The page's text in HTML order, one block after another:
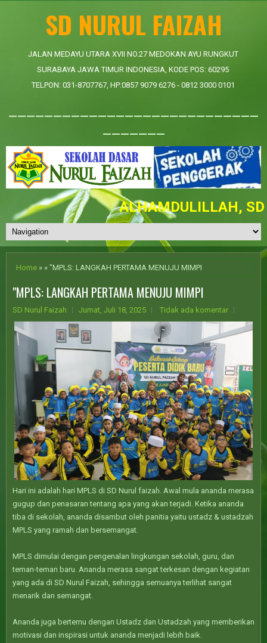
SD NURUL FAIZAH
JALAN MEDAYU UTARA XVII NO.27 MEDOKAN AYU RUNGKUT
SURABAYA JAWA TIMUR INDONESIA, KODE POS: 60295
TELPON: 031-8707767, HP:0857 9079 6276 - 0812 3000 0101
____________________________
_______
ALHAMDULILLAH, SD
Home » » "MPLS: LANGKAH PERTAMA MENUJU MIMPI
"MPLS: LANGKAH PERTAMA MENUJU MIMPI
SD Nurul Faizah Jumat, Juli 18, 2025 Tidak ada komentar
Hari ini adalah hari MPLS di SD Nurul faizah. Awal mula ananda merasa
gugup dan penasaran tentang apa yang akan terjadi. Ketika ananda
tiba di sekolah, ananda disambut oleh panitia yaitu ustadz & ustadzah
MPLS yang ramah dan bersemangat.
MPLS dimulai dengan pengenalan lingkungan sekolah, guru, dan
teman-teman baru. Ananda merasa sangat terkesan dengan kegiatan
yang ada di SD Nurul Faizah, sehingga semuanya terlihat sangat
menarik dan semangat.
Ananda juga bertemu dengan Ustadz dan Ustadzah yang memberikan
motivasi dan inspirasi untuk ananda menjadi lebih baik.